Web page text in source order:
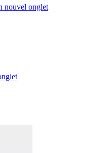
nouvel onglet